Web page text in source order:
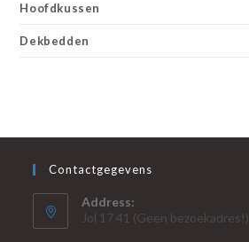
Hoofdkussen
Dekbedden
Contactgegevens
Address:
Jol 17 41 (Geen bezoekadres!)